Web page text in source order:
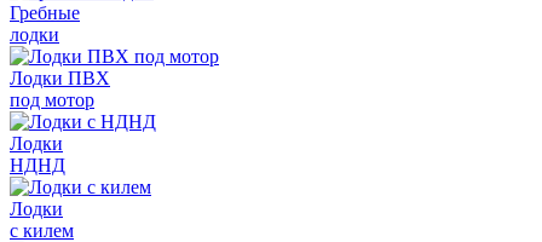
Гребные
лодки
Лодки ПВХ
под мотор
Лодки
НДНД
Лодки
с килем